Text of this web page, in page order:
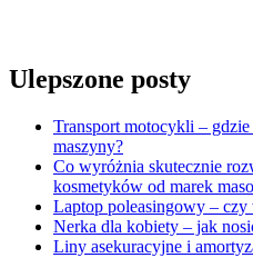
Ulepszone posty
Transport motocykli –
maszyny?
Co wyróżnia skutecznie
kosmetyków od marek
Laptop poleasingowy – czy
Nerka dla kobiety – jak
Liny asekuracyjne i